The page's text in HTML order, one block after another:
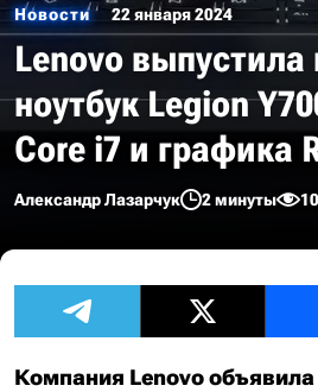
Новости 22 января 2024
Lenovo выпустила
ноутбук Legion
Core i7 и графика
Александр Лазарчук 2 минуты
Компания Lenovo